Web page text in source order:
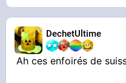
DechetUltime
Ah ces enfoirés de